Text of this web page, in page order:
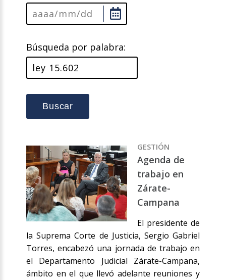
Búsqueda por palabra:
Buscar
GESTIÓN
Agenda de
trabajo en
Zárate-
Campana
El presidente de
la Suprema Corte de Justicia, Sergio Gabriel
Torres, encabezó una jornada de trabajo en
el Departamento Judicial Zárate-Campana,
ámbito en el que llevó adelante reuniones y